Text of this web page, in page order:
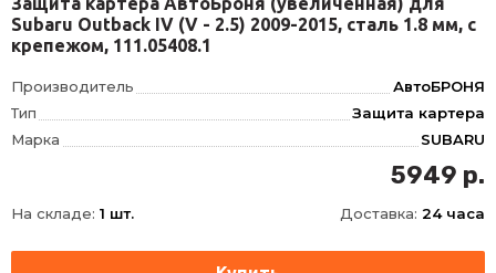
Subaru Outback IV (V - 2.5) 2009-2015, сталь 1.8 мм, с
крепежом, 111.05408.1
Производитель
АвтоБРОНЯ
Тип
Защита картера
Марка
SUBARU
OUTBACK, LEGACY
2010-2015, 2009-2015, 2019-
Материал
Сталь, Сталь
5949 р.
На складе: 1 шт. Доставка: 24 часа